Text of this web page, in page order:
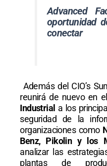
Advanced
oportunidad
conectar
Además del CIO’s
reunirá de nuevo en el
Industrial a los
seguridad de la
organizaciones como
Benz, Pikolin y los
analizar las
plantas de